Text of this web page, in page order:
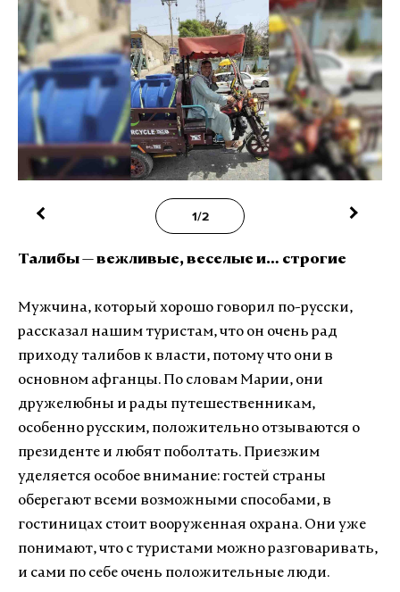
1/2
Талибы — вежливые, веселые и… строгие
Мужчина, который хорошо говорил по-русски,
рассказал нашим туристам, что он очень рад
приходу талибов к власти, потому что они в
основном афганцы. По словам Марии, они
дружелюбны и рады путешественникам,
особенно русским, положительно отзываются о
президенте и любят поболтать. Приезжим
уделяется особое внимание: гостей страны
оберегают всеми возможными способами, в
гостиницах стоит вооруженная охрана. Они уже
понимают, что с туристами можно разговаривать,
и сами по себе очень положительные люди.